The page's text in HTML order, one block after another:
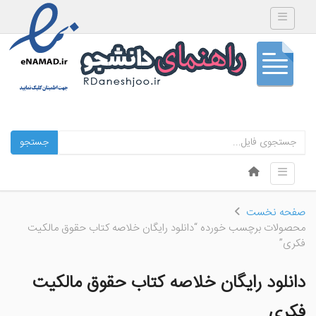
Toggle navigation
جستجو
Menu
Skip to content
Toggle navigation
صفحه نخست
محصولات برچسب خورده “دانلود رایگان خلاصه کتاب حقوق مالکیت
فکری”
دانلود رایگان خلاصه کتاب حقوق مالکیت